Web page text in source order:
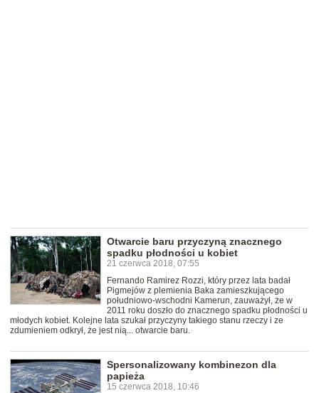
Otwarcie baru przyczyną znacznego
spadku płodności u kobiet
21 czerwca 2018, 07:55
Fernando Ramirez Rozzi, który przez lata badał
Pigmejów z plemienia Baka zamieszkującego
południowo-wschodni Kamerun, zauważył, że w
2011 roku doszło do znacznego spadku płodności u
młodych kobiet. Kolejne lata szukał przyczyny takiego stanu rzeczy i ze
zdumieniem odkrył, że jest nią... otwarcie baru.
Spersonalizowany kombinezon dla
papieża
15 czerwca 2018, 10:46